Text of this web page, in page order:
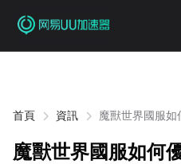
首頁 資訊 魔獸世界國服如
魔獸世界國服如何